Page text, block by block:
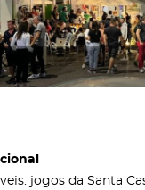
jogos da Santa